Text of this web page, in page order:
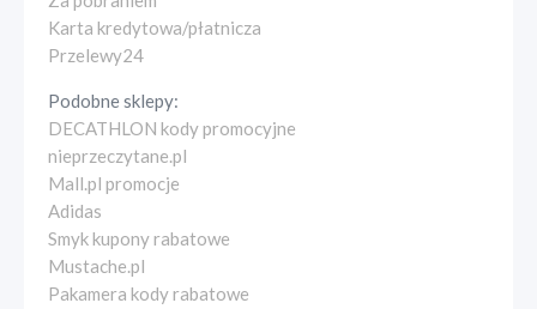
Karta kredytowa/płatnicza
Przelewy24
Podobne sklepy:
DECATHLON kody promocyjne
nieprzeczytane.pl
Mall.pl promocje
Adidas
Smyk kupony rabatowe
Mustache.pl
Pakamera kody rabatowe